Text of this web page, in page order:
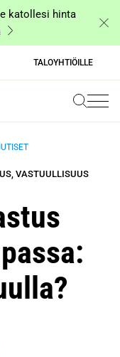
katollesi hinta
TALOYHTIÖILLE
VASTUULLISUUS